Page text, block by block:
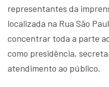
representantes da
localizada na Rua São
concentrar toda a parte
como presidência,
atendimento ao público.